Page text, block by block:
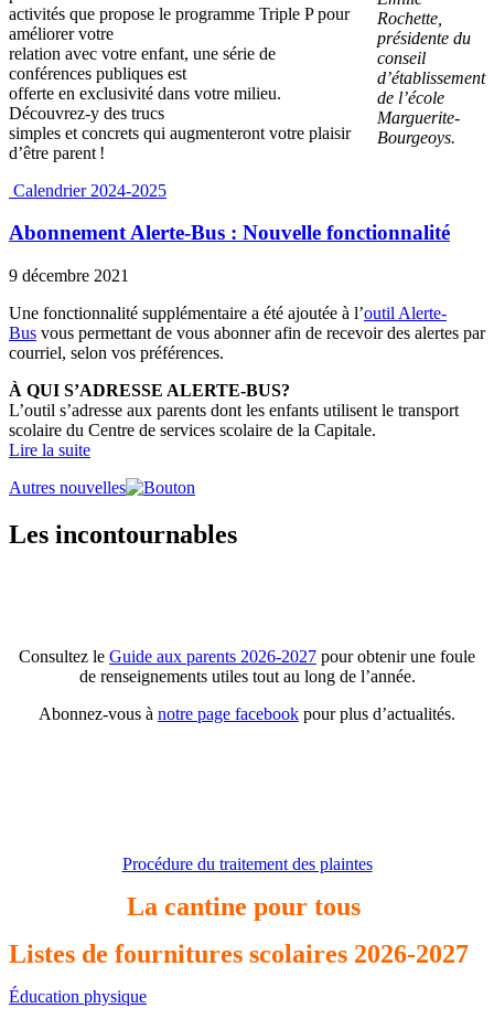
Rochette,
présidente du
conseil
d’établissement
de l’école
Marguerite-
Bourgeoys.
activités que propose le programme Triple P pour
améliorer votre
relation avec votre enfant, une série de
conférences publiques est
offerte en exclusivité dans votre milieu.
Découvrez-y des trucs
simples et concrets qui augmenteront votre plaisir
d’être parent !
Calendrier 2024-2025
Abonnement Alerte-Bus : Nouvelle fonctionnalité
9 décembre 2021
Une fonctionnalité supplémentaire a été ajoutée à l’outil Alerte-
Bus vous permettant de vous abonner afin de recevoir des alertes par
courriel, selon vos préférences.
À QUI S’ADRESSE ALERTE-BUS?
L’outil s’adresse aux parents dont les enfants utilisent le transport
scolaire du Centre de services scolaire de la Capitale.
Lire la suite
Autres nouvelles
Les incontournables
Consultez le Guide aux parents 2026-2027 pour obtenir une foule
de renseignements utiles tout au long de l’année.
Abonnez-vous à notre page facebook pour plus d’actualités.
Procédure du traitement des plaintes
La cantine pour tous
Listes de fournitures scolaires 2026-2027
Éducation physique